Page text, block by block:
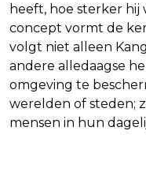
heeft, hoe sterker
concept vormt de
volgt niet alleen
andere alledaagse
omgeving te
werelden of steden;
mensen in hun